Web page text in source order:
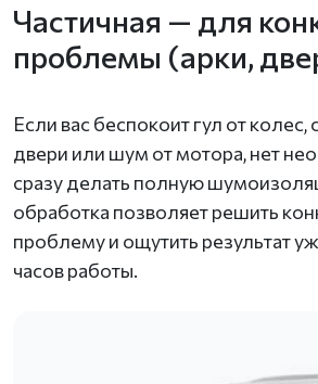
Частичная — для
проблемы (арки,
Если вас беспокоит гул от колес,
двери или шум от мотора, нет
сразу делать полную
обработка позволяет решить
проблему и ощутить результат
часов работы.